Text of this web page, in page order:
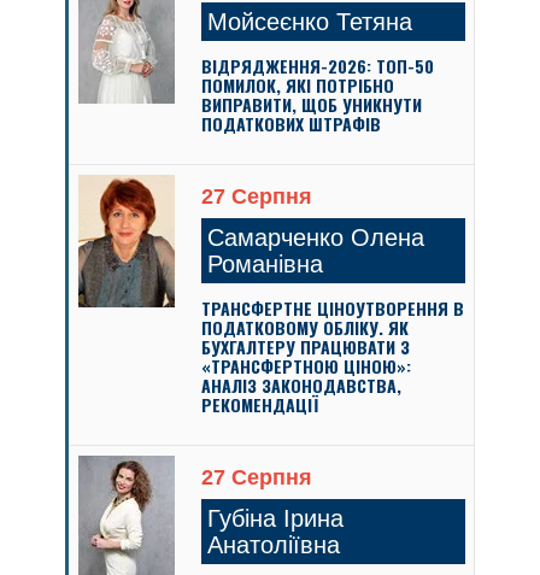
Мойсеєнко Тетяна
ВІДРЯДЖЕННЯ-2026: ТОП-50
ПОМИЛОК, ЯКІ ПОТРІБНО
ВИПРАВИТИ, ЩОБ УНИКНУТИ
ПОДАТКОВИХ ШТРАФІВ
27 Серпня
Самарченко Олена
Романівна
ТРАНСФЕРТНЕ ЦІНОУТВОРЕННЯ В
ПОДАТКОВОМУ ОБЛІКУ. ЯК
БУХГАЛТЕРУ ПРАЦЮВАТИ З
«ТРАНСФЕРТНОЮ ЦІНОЮ»:
АНАЛІЗ ЗАКОНОДАВСТВА,
РЕКОМЕНДАЦІЇ
27 Серпня
Губіна Ірина
Анатоліївна